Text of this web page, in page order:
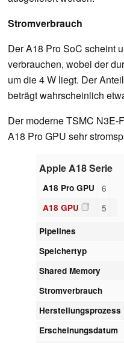
Stromverbrauch
Der A18 Pro SoC scheint
verbrauchen, wobei der
um die 4 W liegt. Der
beträgt wahrscheinlich
Der moderne TSMC N3E-
A18 Pro GPU sehr
Apple A18 Serie
A18 Pro GPU 6
A18 GPU 5
Pipelines
Speichertyp
Shared Memory
Stromverbrauch
Herstellungsprozess
Erscheinungsdatum